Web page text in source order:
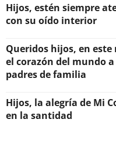
Hijos, estén siempre
con su oído interior
Queridos hijos, en
el corazón del mundo
padres de familia
Hijos, la alegría de Mi
en la santidad